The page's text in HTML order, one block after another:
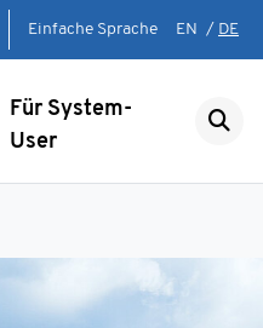
Einfache Sprache EN / DE
Für System-
User